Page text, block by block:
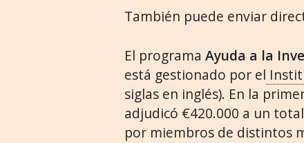
También puede enviar
El programaAyuda a la
está gestionado por el
siglas en inglés). En la
adjudicó €420.000 a un
por miembros de distintos